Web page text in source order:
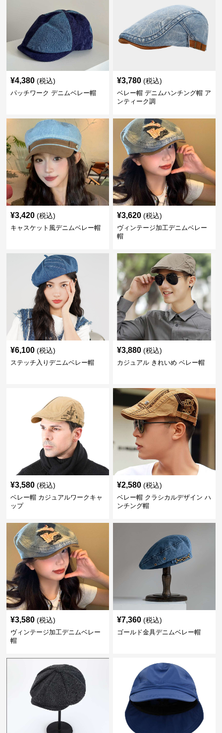
¥4,380 (税込)
パッチワーク デニムベレー帽
¥3,780 (税込)
ベレー帽 デニムハンチング帽 ア
ンティーク調
¥3,420 (税込)
キャスケット風デニムベレー帽
¥3,620 (税込)
ヴィンテージ加工デニムベレー
帽
¥6,100 (税込)
ステッチ入りデニムベレー帽
¥3,880 (税込)
カジュアル きれいめ ベレー帽
¥3,580 (税込)
ベレー帽 カジュアルワークキャ
ップ
¥2,580 (税込)
ベレー帽 クラシカルデザイン ハ
ンチング帽
¥3,580 (税込)
ヴィンテージ加工デニムベレー
帽
¥7,360 (税込)
ゴールド金具デニムベレー帽